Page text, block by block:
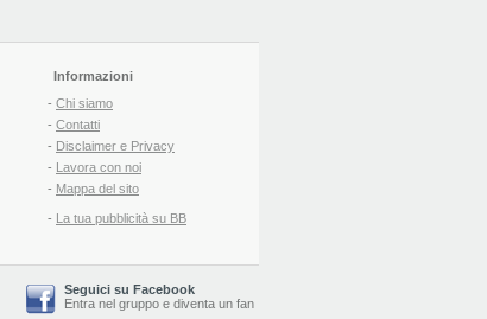
Informazioni
- Chi siamo
- Contatti
- Disclaimer e Privacy
- Lavora con noi
- Mappa del sito
- La tua pubblicità su BB
Seguici su Facebook
Entra nel gruppo e diventa un fan